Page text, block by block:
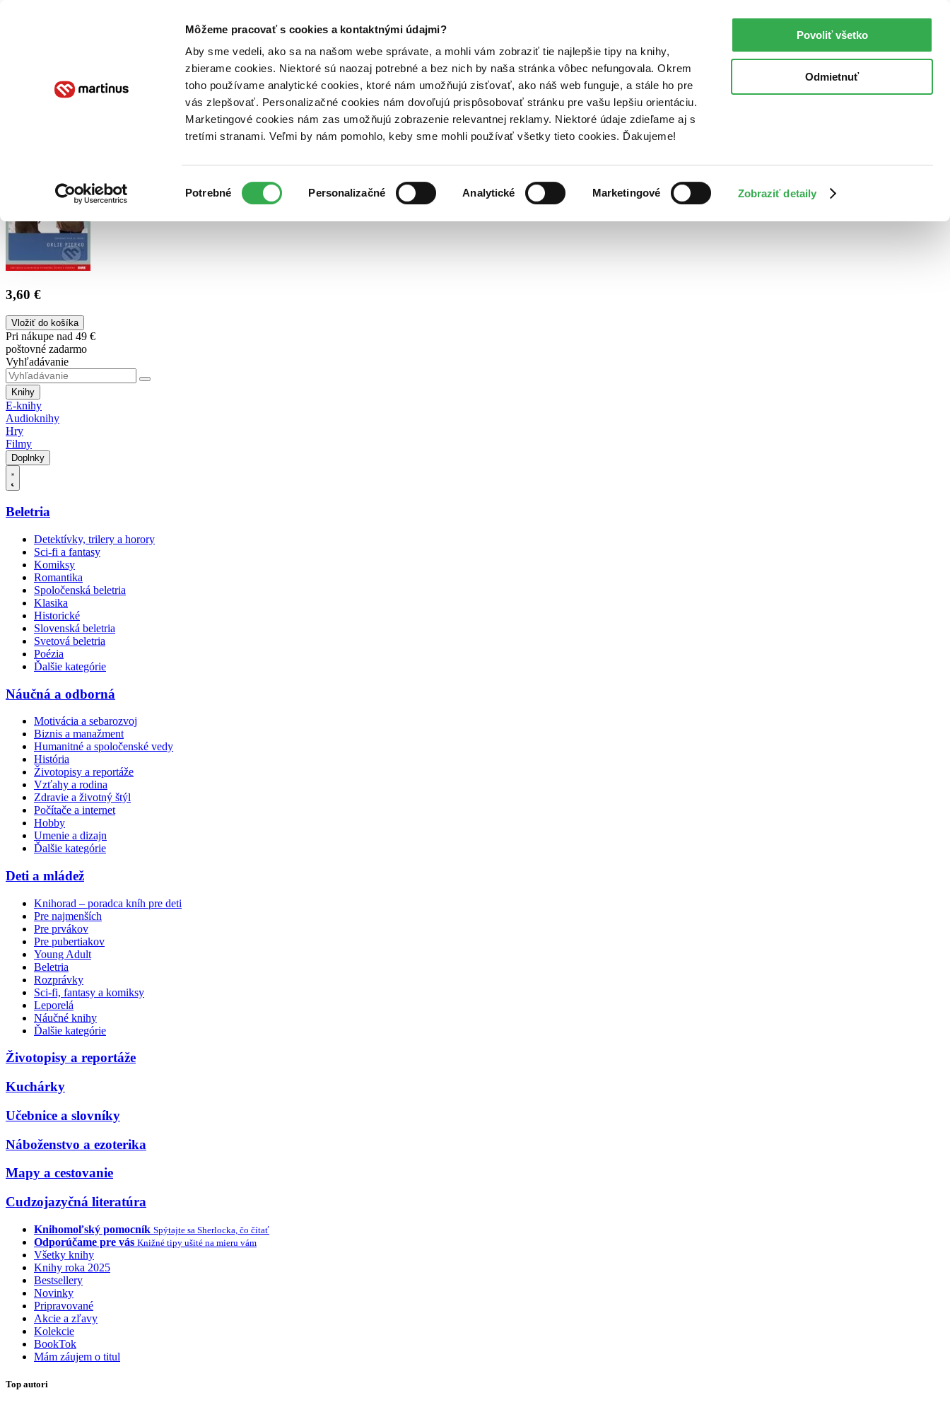
Môžeme pracovať s cookies a kontaktnými údajmi?
Aby sme vedeli, ako sa na našom webe správate, a mohli vám zobraziť tie najlepšie tipy na knihy,
zbierame cookies. Niektoré sú naozaj potrebné a bez nich by naša stránka vôbec nefungovala. Okrem
toho používame analytické cookies, ktoré nám umožňujú zisťovať, ako náš web funguje, a stále ho pre
vás zlepšovať. Personalizačné cookies nám dovoľujú prispôsobovať stránku pre vašu lepšiu orientáciu.
Marketingové cookies nám zas umožňujú zobrazenie relevantnej reklamy. Niektoré údaje zdieľame aj s
tretími stranami. Veľmi by nám pomohlo, keby sme mohli používať všetky tieto cookies. Ďakujeme!
súhlasu
Potrebné Personalizačné Analytické Marketingové Zobraziť detaily
Povoliť všetko
Odmietnuť
Poukážky Kontakt
3,60 €
Vložiť do košíka
Pri nákupe nad 49 €
poštovné zadarmo
Vyhľadávanie
Knihy
E-knihy
Audioknihy
Hry
Filmy
Doplnky
Beletria
Detektívky, trilery a horory
Sci-fi a fantasy
Komiksy
Romantika
Spoločenská beletria
Klasika
Historické
Slovenská beletria
Svetová beletria
Poézia
Ďalšie kategórie
Náučná a odborná
Motivácia a sebarozvoj
Biznis a manažment
Humanitné a spoločenské vedy
História
Životopisy a reportáže
Vzťahy a rodina
Zdravie a životný štýl
Počítače a internet
Hobby
Umenie a dizajn
Ďalšie kategórie
Deti a mládež
Knihorad – poradca kníh pre deti
Pre najmenších
Pre prvákov
Pre pubertiakov
Young Adult
Beletria
Rozprávky
Sci-fi, fantasy a komiksy
Leporelá
Náučné knihy
Ďalšie kategórie
Životopisy a reportáže
Kuchárky
Učebnice a slovníky
Náboženstvo a ezoterika
Mapy a cestovanie
Cudzojazyčná literatúra
Knihomoľský pomocník Spýtajte sa Sherlocka, čo čítať
Odporúčame pre vás Knižné tipy ušité na mieru vám
Všetky knihy
Knihy roka 2025
Bestsellery
Novinky
Pripravované
Akcie a zľavy
Kolekcie
BookTok
Mám záujem o titul
Top autori